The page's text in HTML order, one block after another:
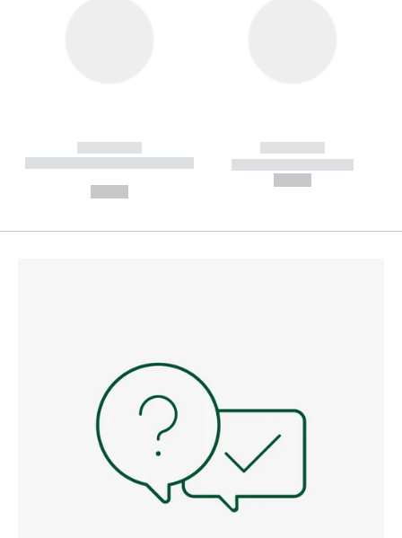
------------
----------- ----------- --------
------------
----------- -----------